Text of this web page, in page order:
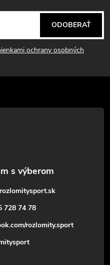
ochrany osobných
ODOBERAŤ
rozlomitysport.sk
728 74 78
rozlomity.sport